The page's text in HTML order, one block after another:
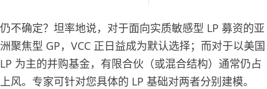
仍不确定？坦率地说，对于面向实质敏感型 LP 募资的亚
洲聚焦型 GP，VCC 正日益成为默认选择；而对于以美国
LP 为主的并购基金，有限合伙（或混合结构）通常仍占
上风。专家可针对您具体的 LP 基础对两者分别建模。